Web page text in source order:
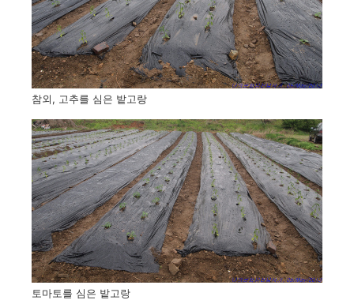
참외, 고추를 심은 밭고랑
토마토를 심은 밭고랑